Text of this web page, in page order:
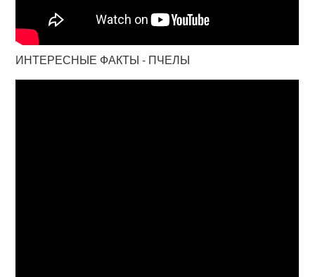
ИНТЕРЕСНЫЕ ФАКТЫ - ПЧЕЛЫ